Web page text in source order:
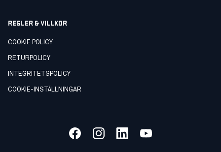
REGLER & VILLKOR
COOKIE POLICY
RETURPOLICY
INTEGRITETSPOLICY
COOKIE-INSTÄLLNINGAR